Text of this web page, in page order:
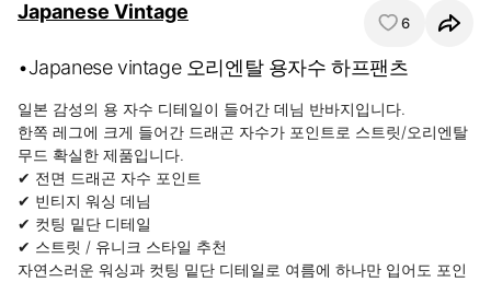
Japanese Vintage 6
•Japanese vintage 오리엔탈 용자수 하프팬츠
일본 감성의 용 자수 디테일이 들어간 데님 반바지입니다.
한쪽 레그에 크게 들어간 드래곤 자수가 포인트로 스트릿/오리엔탈
무드 확실한 제품입니다.
✔ 전면 드래곤 자수 포인트
✔ 빈티지 워싱 데님
✔ 컷팅 밑단 디테일
✔ 스트릿 / 유니크 스타일 추천
자연스러운 워싱과 컷팅 밑단 디테일로 여름에 하나만 입어도 포인